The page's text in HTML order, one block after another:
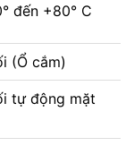
đến +80° C
(Ổ cắm)
tự động mặt